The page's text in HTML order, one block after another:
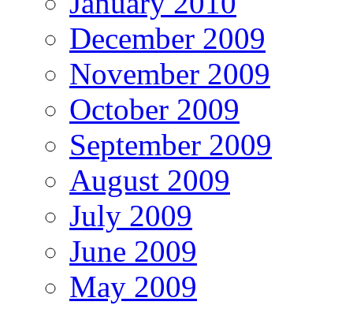
December 2009
November 2009
October 2009
September 2009
August 2009
July 2009
June 2009
May 2009